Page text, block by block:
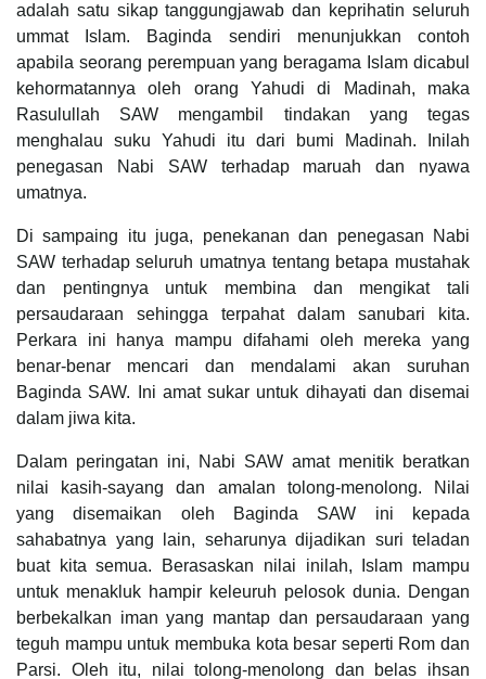
adalah satu sikap tanggungjawab dan keprihatin seluruh
ummat Islam. Baginda sendiri menunjukkan contoh
apabila seorang perempuan yang beragama Islam dicabul
kehormatannya oleh orang Yahudi di Madinah, maka
Rasulullah SAW mengambil tindakan yang tegas
menghalau suku Yahudi itu dari bumi Madinah. Inilah
penegasan Nabi SAW terhadap maruah dan nyawa
umatnya.
Di sampaing itu juga, penekanan dan penegasan Nabi
SAW terhadap seluruh umatnya tentang betapa mustahak
dan pentingnya untuk membina dan mengikat tali
persaudaraan sehingga terpahat dalam sanubari kita.
Perkara ini hanya mampu difahami oleh mereka yang
benar-benar mencari dan mendalami akan suruhan
Baginda SAW. Ini amat sukar untuk dihayati dan disemai
dalam jiwa kita.
Dalam peringatan ini, Nabi SAW amat menitik beratkan
nilai kasih-sayang dan amalan tolong-menolong. Nilai
yang disemaikan oleh Baginda SAW ini kepada
sahabatnya yang lain, seharunya dijadikan suri teladan
buat kita semua. Berasaskan nilai inilah, Islam mampu
untuk menakluk hampir keleuruh pelosok dunia. Dengan
berbekalkan iman yang mantap dan persaudaraan yang
teguh mampu untuk membuka kota besar seperti Rom dan
Parsi. Oleh itu, nilai tolong-menolong dan belas ihsan